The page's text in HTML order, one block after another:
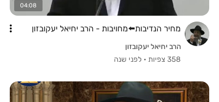
04:08
מחיר הנדיבות⁦⬅️⁩מחויבות - הרב יחיאל יעקובזון
הרב יחיאל יעקובזון
358 צפיות
· לפני שנה